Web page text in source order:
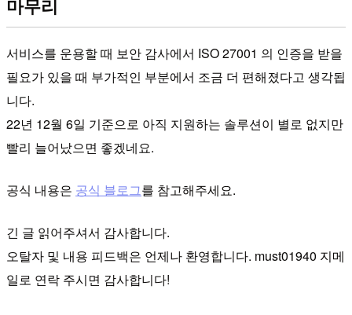
마무리
서비스를 운용할 때 보안 감사에서 ISO 27001 의 인증을 받을
필요가 있을 때 부가적인 부분에서 조금 더 편해졌다고 생각됩
니다.
22년 12월 6일 기준으로 아직 지원하는 솔루션이 별로 없지만
빨리 늘어났으면 좋겠네요.
공식 내용은 공식 블로그를 참고해주세요.
긴 글 읽어주셔서 감사합니다.
오탈자 및 내용 피드백은 언제나 환영합니다. must01940 지메
일로 연락 주시면 감사합니다!